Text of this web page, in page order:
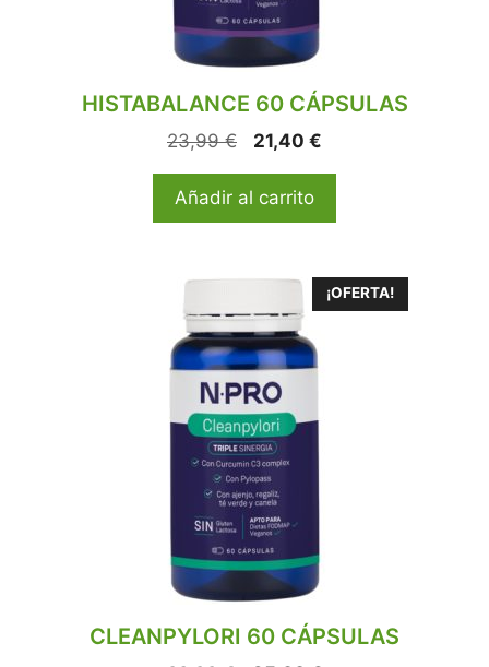
HISTABALANCE 60 CÁPSULAS
23,99€ 21,40 €
Añadir al carrito
¡OFERTA!
CLEANPYLORI 60 CÁPSULAS